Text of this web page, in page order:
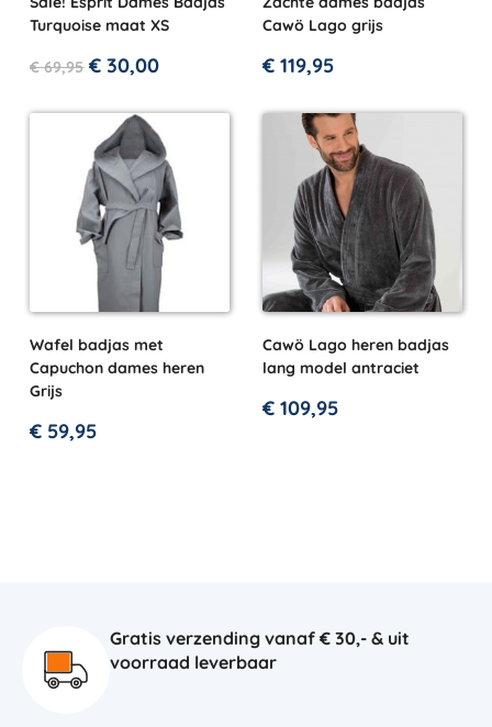
Turquoise maat XS
€69,95 € 30,00
Cawö Lago grijs
€ 119,95
Wafel badjas met
Capuchon dames heren
Grijs
€ 59,95
Cawö Lago heren badjas
lang model antraciet
€ 109,95
Gratis verzending vanaf € 30,- & uit
voorraad leverbaar